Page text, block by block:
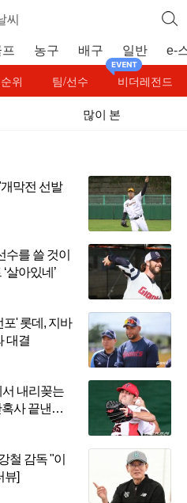
씨
농구 배구 일반 e-
순위 팀/선수 비더레전드
많이 본
막전 선발
수를 쓸 것이
살아있네’
' 롯데, 지바
대결
서 내리꽂는
사 끝낸
철 감독 "이
뷰]